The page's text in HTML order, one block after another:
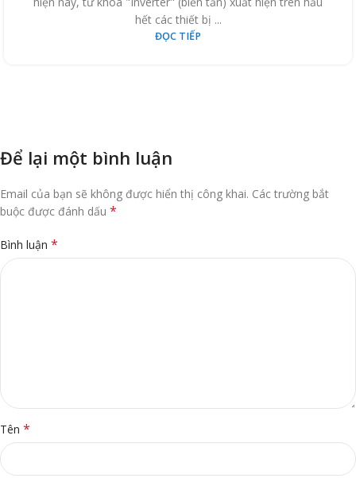
hết các thiết bị ...
ĐỌC TIẾP
Để lại một bình luận
Email của bạn sẽ không được hiển thị công khai. Các trường bắt
buộc được đánh dấu *
Bình luận *
Tên *